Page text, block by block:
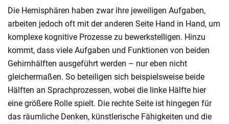
Die Hemisphären haben zwar ihre jeweiligen Aufgaben,
arbeiten jedoch oft mit der anderen Seite Hand in Hand, um
komplexe kognitive Prozesse zu bewerkstelligen. Hinzu
kommt, dass viele Aufgaben und Funktionen von beiden
Gehirnhälften ausgeführt werden – nur eben nicht
gleichermaßen. So beteiligen sich beispielsweise beide
Hälften an Sprachprozessen, wobei die linke Hälfte hier
eine größere Rolle spielt. Die rechte Seite ist hingegen für
das räumliche Denken, künstlerische Fähigkeiten und die